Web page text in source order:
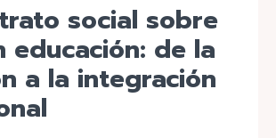
social sobre
educación: de la
a la integración